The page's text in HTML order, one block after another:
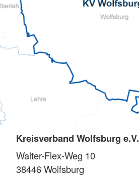
Kreisverband Wolfsburg e.V.
Walter-Flex-Weg 10
38446Wolfsburg